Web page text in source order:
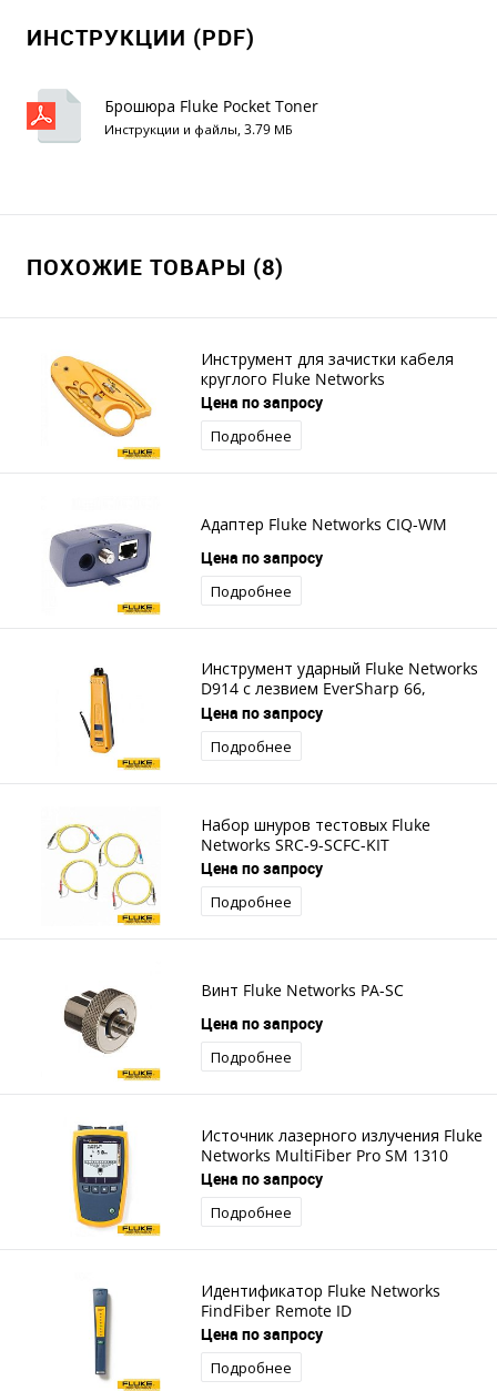
ИНСТРУКЦИИ (PDF)
Брошюра Fluke Pocket Toner
Инструкции и файлы, 3.79 МБ
ПОХОЖИЕ ТОВАРЫ (8)
Инструмент для зачистки кабеля
круглого Fluke Networks
Цена по запросу
Подробнее
Адаптер Fluke Networks CIQ-WM
Цена по запросу
Подробнее
Инструмент ударный Fluke Networks
D914 с лезвием EverSharp 66,
EverSharp 110
Цена по запросу
Подробнее
Набор шнуров тестовых Fluke
Networks SRC-9-SCFC-KIT
Цена по запросу
Подробнее
Винт Fluke Networks PA-SC
Цена по запросу
Подробнее
Источник лазерного излучения Fluke
Networks MultiFiber Pro SM 1310
Цена по запросу
Подробнее
Идентификатор Fluke Networks
FindFiber Remote ID
Цена по запросу
Подробнее